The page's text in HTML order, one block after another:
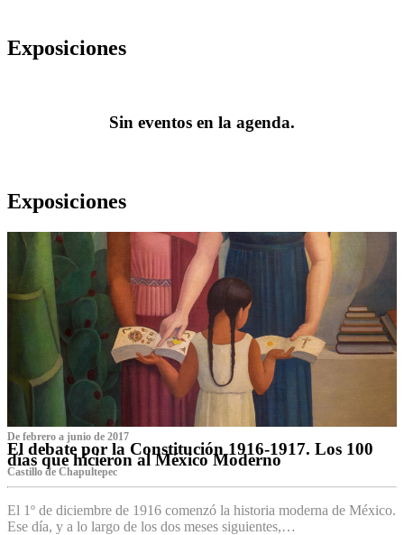
Exposiciones
Sin eventos en la agenda.
Exposiciones
De febrero a junio de 2017
El debate por la Constitución 1916-1917. Los 100
días que hicieron al México Moderno
Castillo de Chapultepec
El 1º de diciembre de 1916 comenzó la historia moderna de México.
Ese día, y a lo largo de los dos meses siguientes,…